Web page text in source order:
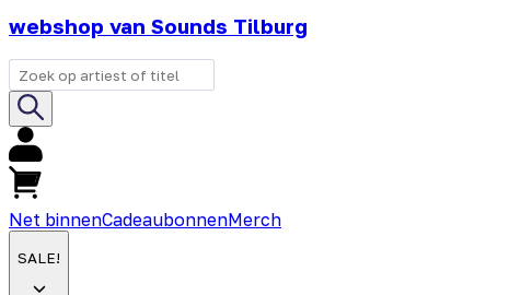
webshop van Sounds Tilburg
Net binnenCadeaubonnenMerch
SALE!